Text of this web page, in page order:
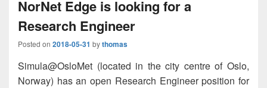
NorNet Edge is looking for a
Research Engineer
Posted on 2018-05-31 bythomas
Simula@OsloMet (located in the city centre of Oslo,
Norway) has an open Research Engineer position for